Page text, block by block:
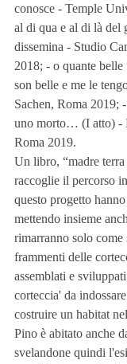
conosce - Temple
al di qua e al di là del
dissemina - Studio
2018; - o quante
son belle e me le
Sachen, Roma 2019;
uno morto… (I atto) -
Roma 2019.
Un libro, “madre
raccoglie il percorso
questo progetto
mettendo insieme
rimarranno solo
frammenti delle
assemblati e
corteccia' da
costruire un habitat
Pino è abitato anche
svelandone quindi